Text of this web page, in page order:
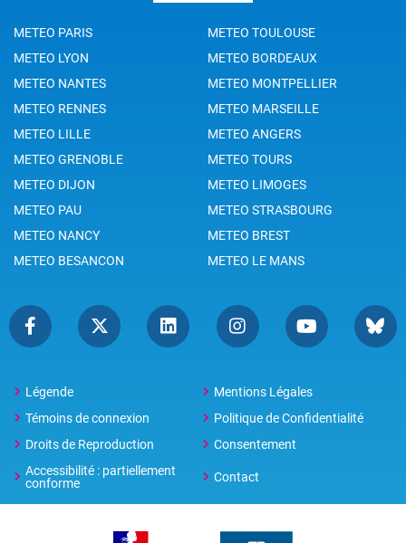
METEO PARIS
METEO TOULOUSE
METEO LYON
METEO BORDEAUX
METEO NANTES
METEO MONTPELLIER
METEO RENNES
METEO MARSEILLE
METEO LILLE
METEO ANGERS
METEO GRENOBLE
METEO TOURS
METEO DIJON
METEO LIMOGES
METEO PAU
METEO STRASBOURG
METEO NANCY
METEO BREST
METEO BESANCON
METEO LE MANS
Légende
Mentions Légales
Témoins de connexion
Politique de Confidentialité
Droits de Reproduction
Consentement
Accessibilité : partiellement
conforme
Contact